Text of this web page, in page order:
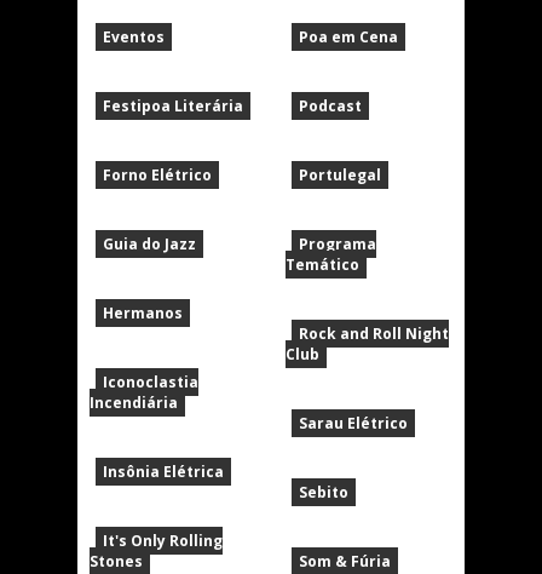
Eventos
Festipoa Literária
Forno Elétrico
Guia do Jazz
Hermanos
Iconoclastia
Incendiária
Insônia Elétrica
It's Only Rolling
Stones
Poa em Cena
Podcast
Portulegal
Programa
Temático
Rock and Roll Night
Club
Sarau Elétrico
Sebito
Som & Fúria